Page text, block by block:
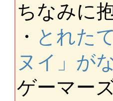
ちなみに
・ とれた
ヌイ」が
ゲーマー